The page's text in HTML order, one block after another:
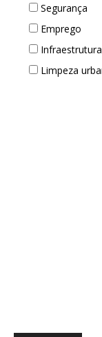
Segurança
Emprego
Infraestrutura
Limpeza